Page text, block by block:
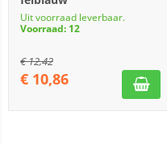
Uit voorraad leverbaar.
Voorraad: 12
€12,42
€ 10,86